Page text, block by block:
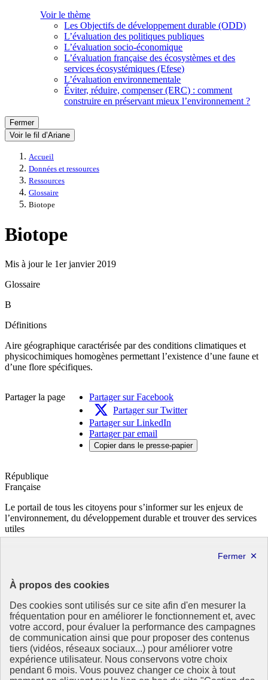
À propos des cookies
Des cookies sont utilisés sur ce site afin d'en mesurer la
fréquentation pour en améliorer le fonctionnement et, avec
votre accord, pour évaluer la performance des campagnes
de communication ainsi que pour proposer des contenus
tiers (vidéos, réseaux sociaux...) pour améliorer votre
expérience utilisateur. Nous conservons votre choix
pendant 6 mois. Vous pouvez changer ce choix à tout
Voir le thème
Les Objectifs de développement durable (ODD)
L’évaluation des politiques publiques
L’évaluation socio-économique
L’évaluation française des écosystèmes et des
services écosystémiques (Efese)
L’évaluation environnementale
Éviter, réduire, compenser (ERC) : comment
construire en préservant mieux l’environnement ?
Fermer
Voir le fil d’Ariane
Accueil
Données et ressources
Ressources
Glossaire
Biotope
Biotope
Mis à jour le 1er janvier 2019
Glossaire
B
Définitions
Aire géographique caractérisée par des conditions climatiques et
physicochimiques homogènes permettant l’existence d’une faune et
d’une flore spécifiques.
Partager la page
Partager sur Facebook
Partager sur Twitter
Partager sur LinkedIn
Partager par email
Copier dans le presse-papier
République
Française
Le portail de tous les citoyens pour s’informer sur les enjeux de
l’environnement, du développement durable et trouver des services
utiles
data.gouv.fr- ouvre une nouvelle fenêtre
Partenaire
Partenaire principal :